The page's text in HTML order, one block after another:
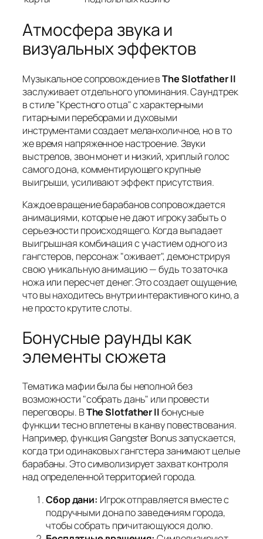
Атмосфера звука и
визуальных эффектов
Музыкальное сопровождение вThe Slotfather II
заслуживает отдельного упоминания. Саундтрек
в стиле "Крестного отца" с характерными
гитарными переборами и духовыми
инструментами создает меланхоличное, но в то
же время напряженное настроение. Звуки
выстрелов, звон монет и низкий, хриплый голос
самого дона, комментирующего крупные
выигрыши, усиливают эффект присутствия.
Каждое вращение барабанов сопровождается
анимациями, которые не дают игроку забыть о
серьезности происходящего. Когда выпадает
выигрышная комбинация с участием одного из
гангстеров, персонаж "оживает", демонстрируя
свою уникальную анимацию — будь то заточка
ножа или пересчет денег. Это создает ощущение,
что вы находитесь внутри интерактивного кино, а
не просто крутите слоты.
Бонусные раунды как
элементы сюжета
Тематика мафии была бы неполной без
возможности "собрать дань" или провести
переговоры. ВThe Slotfather IIбонусные
функции тесно вплетены в канву повествования.
Например, функция Gangster Bonus запускается,
когда три одинаковых гангстера занимают целые
барабаны. Это символизирует захват контроля
над определенной территорией города.
Сбор дани: Игрок отправляется вместе с
подручными дона по заведениям города,
чтобы собрать причитающуюся долю.